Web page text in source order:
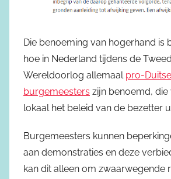
Die benoeming van hogerhand is
hoe in Nederland tijdens de
Wereldoorlog allemaal pro-Duitse
burgemeesters zijn benoemd,
lokaal het beleid van de bezetter
Burgemeesters kunnen
aan demonstraties en deze
kan dit alleen om zwaarwegende